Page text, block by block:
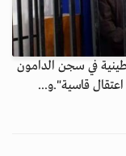
إن 80 أسيرة فلسطينية في سجن الدامون
قاسية".و...